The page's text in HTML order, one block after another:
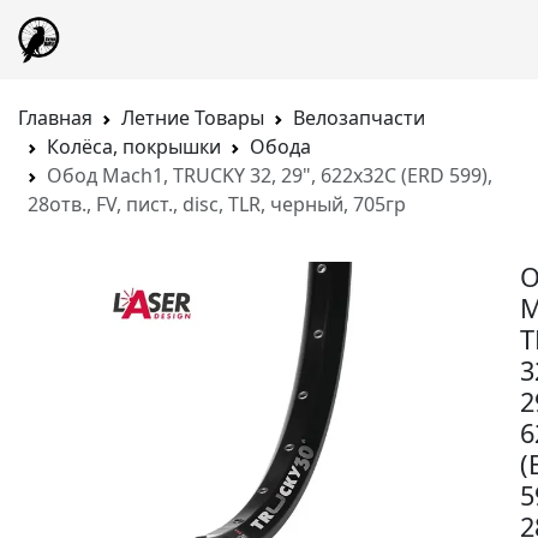
Главная Летние Товары
Велозапчасти
Колёса, покрышки
Обода
Обод Mach1, TRUCKY 32, 29", 622x32C (ERD 599),
28отв., FV, пист., disc, TLR, черный, 705гр